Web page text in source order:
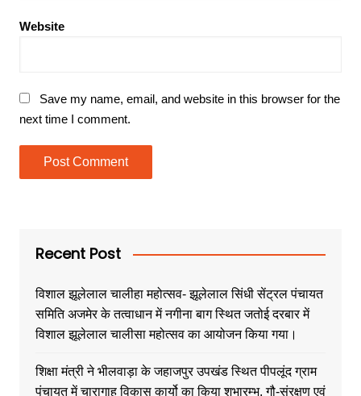
Website
Save my name, email, and website in this browser for the
next time I comment.
Recent Post
विशाल झूलेलाल चालीहा महोत्सव- झूलेलाल सिंधी सेंट्रल पंचायत
समिति अजमेर के तत्वाधान में नगीना बाग स्थित जतोई दरबार में
विशाल झूलेलाल चालीसा महोत्सव का आयोजन किया गया।
शिक्षा मंत्री ने भीलवाड़ा के जहाजपुर उपखंड स्थित पीपलूंद ग्राम
पंचायत में चारागाह विकास कार्यो का किया शुभारम्भ, गौ-संरक्षण एवं